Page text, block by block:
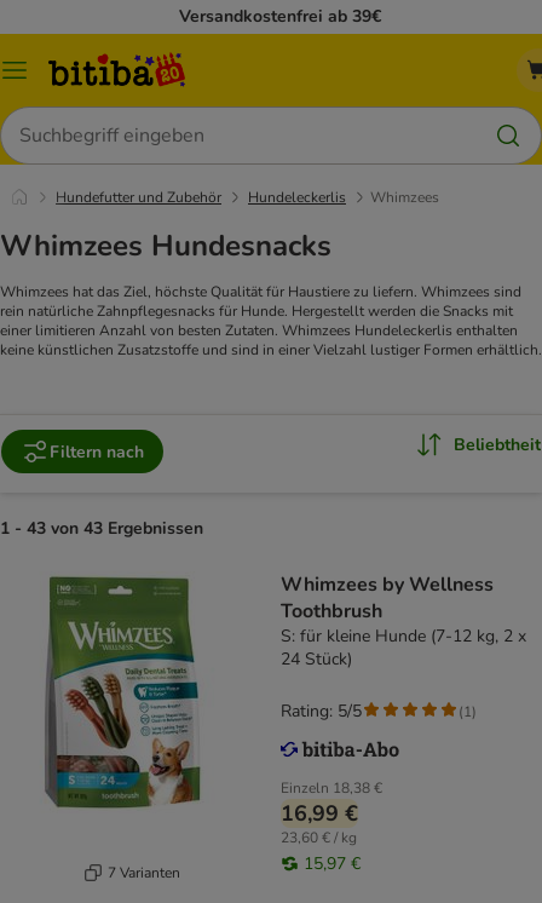
Versandkostenfrei ab 39€
Menü
Suchen
Hundefutter und Zubehör Hundeleckerlis Whimzees
Whimzees Hundesnacks
Whimzees hat das Ziel, höchste Qualität für Haustiere zu liefern. Whimzees sind
rein natürliche Zahnpflegesnacks für Hunde. Hergestellt werden die Snacks mit
einer limitieren Anzahl von besten Zutaten. Whimzees Hundeleckerlis enthalten
keine künstlichen Zusatzstoffe und sind in einer Vielzahl lustiger Formen erhältlich.
Filtern nach Beliebtheit
1 - 43 von 43 Ergebnissen
7 Varianten
Whimzees by Wellness
Toothbrush
S: für kleine Hunde (7-12 kg, 2 x
24 Stück)
Einzeln 18,38 €
16,99 €
23,60 € / kg
15,97 €
Rating: 5/5 (1)